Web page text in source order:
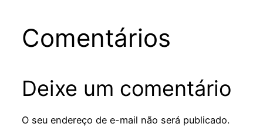
Comentários
Deixe um comentário
O seu endereço de e-mail não será publicado.